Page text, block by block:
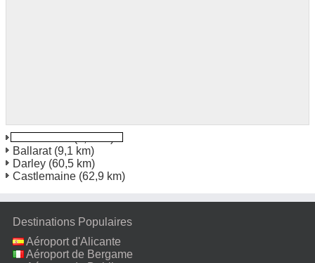
Ballarat(9,1 km)
Darley (60,5 km)
Castlemaine (62,9 km)
Destinations Populaires
Aéroport d'Alicante
Aéroport de Bergame